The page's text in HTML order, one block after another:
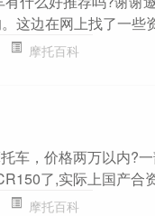
这边在网上找了一些
摩托百科
车，价格两万以内?
了,实际上国产合
摩托百科